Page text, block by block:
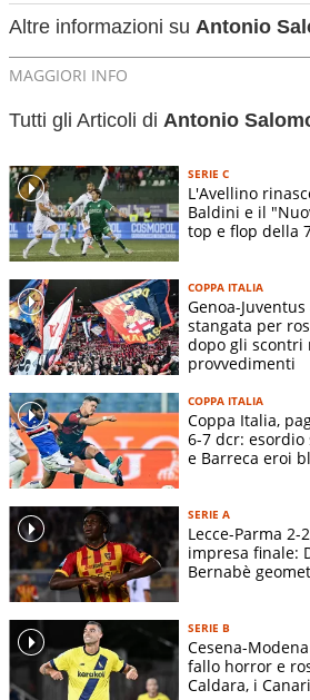
Altre informazioni su Antonio
MAGGIORI INFO
Tutti gli Articoli di Antonio
SERIE C
L'Avellino
Baldini e il
top e flop della
COPPA ITALIA
Genoa-
stangata per
dopo gli
provvedimenti
COPPA ITALIA
Coppa Italia,
6-7 dcr:
e Barreca eroi
SERIE A
Lecce-Parma
impresa finale:
Bernabè
SERIE B
Cesena-
fallo horror e
Caldara, i